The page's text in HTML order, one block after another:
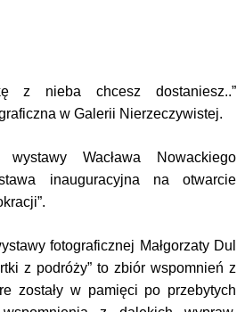
z nieba chcesz dostaniesz..”
w Galerii Nierzeczywistej.
Wacława Nowackiego
inauguracyjna na otwarcie
fotograficznej Małgorzaty Dul
z podróży” to zbiór wspomnień z
zostały w pamięci po przebytych